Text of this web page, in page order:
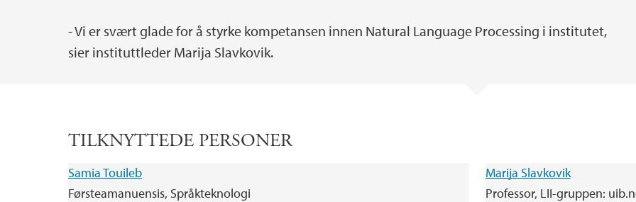
- Vi er svært glade for å styrke kompetansen innen Natural Language Processing i institutet,
sier instituttleder Marija Slavkovik.
TILKNYTTEDE PERSONER
Samia Touileb
Førsteamanuensis, Språkteknologi
Marija Slavkovik
Professor, LII-gruppen: